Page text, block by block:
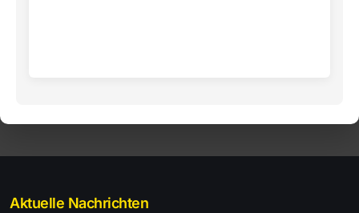
Aktuelle Nachrichten